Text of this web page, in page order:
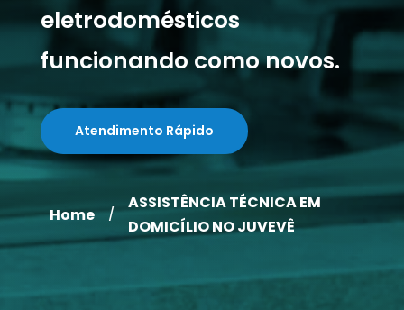
eletrodomésticos
funcionando como novos.
Atendimento Rápido
Home /
ASSISTÊNCIA TÉCNICA EM
DOMICÍLIO NO JUVEVÊ